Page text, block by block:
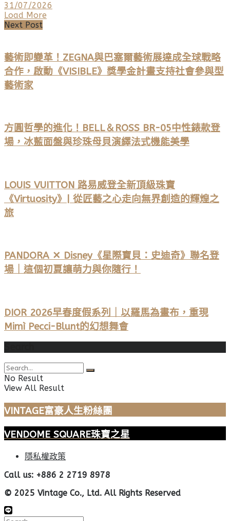
31/07/2026
Load More
Next Post
藝術即變革！ZEGNA與巴塞爾藝術展達成全球戰略
合作，啟動《VISIBLE》獎學金計畫支持社會參與型
藝術家
方圓哲學的進化！BELL＆ROSS BR-05中性錶款登
場，冰藍面盤與珍珠母貝演繹法式機能美學
LOUIS VUITTON 路易威登全新頂級珠寶
《Virtuosity》| 從匠藝之心走向無界創造的輝煌之
旅
PANDORA ✕ Disney《星際寶貝：史迪奇》聯名登
場｜這個初夏讓萌力與你隨行！
DIOR 2026早春度假系列｜以羅馬為畫布，重現
Mimì Pecci-Blunt的幻想舞會
No Result
View All Result
VINTAGE富豪人生粉絲團
VENDOME SQUARE珠寶之星
隱私權政策
Call us: +886 2 2719 8978
© 2025 Vintage Co., Ltd. All Rights Reserved